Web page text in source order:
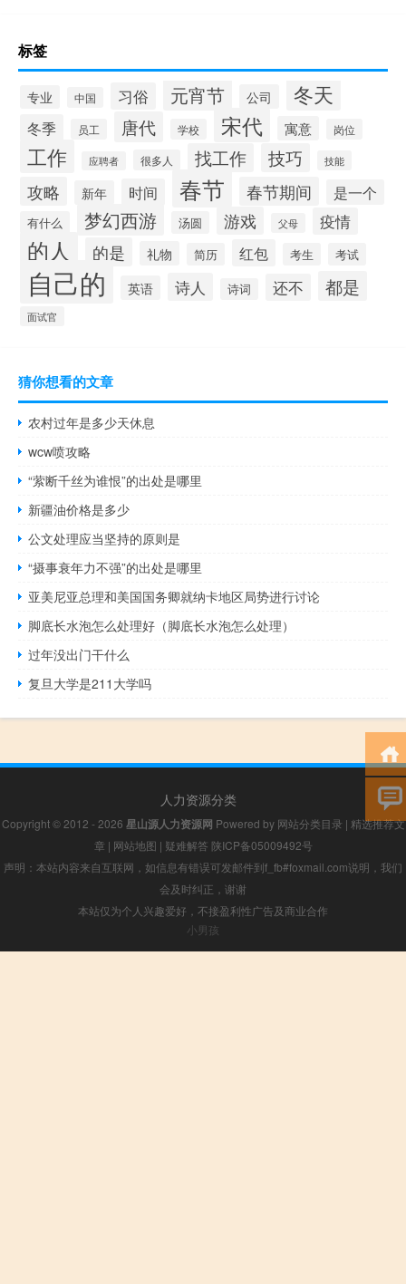
标签
专业 中国 习俗 元宵节 公司 冬天
冬季 员工 唐代 学校 宋代 寓意 岗位
工作 应聘者 很多人 找工作 技巧 技能
攻略 新年 时间 春节 春节期间 是一个
有什么 梦幻西游 汤圆 游戏 父母 疫情
的人 的是 礼物 简历 红包 考生 考试
自己的 英语 诗人 诗词 还不 都是
面试官
猜你想看的文章
农村过年是多少天休息
wcw喷攻略
“萦断千丝为谁恨”的出处是哪里
新疆油价格是多少
公文处理应当坚持的原则是
“摄事衰年力不强”的出处是哪里
亚美尼亚总理和美国国务卿就纳卡地区局势进行讨论
脚底长水泡怎么处理好（脚底长水泡怎么处理）
过年没出门干什么
复旦大学是211大学吗
人力资源分类
Copyright © 2012 - 2026 星山源人力资源网 Powered by 网站分类目录 | 精选推荐文
章 | 网站地图 | 疑难解答 陕ICP备05009492号
声明：本站内容来自互联网，如信息有错误可发邮件到f_fb#foxmail.com说明，我们
会及时纠正，谢谢
本站仅为个人兴趣爱好，不接盈利性广告及商业合作
小男孩